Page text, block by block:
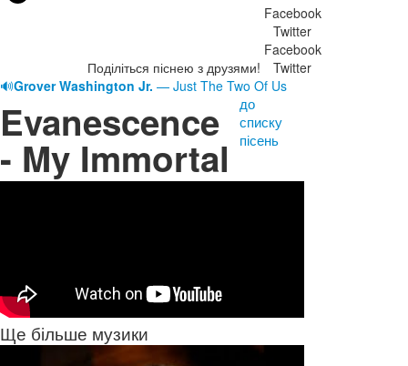
Поділіться піснею з друзями!
Facebook
Twitter
Facebook
Twitter
🔊Grover Washington Jr. — Just The Two Of Us
Evanescence
- My Immortal
до
списку
пісень
Ще більше музики